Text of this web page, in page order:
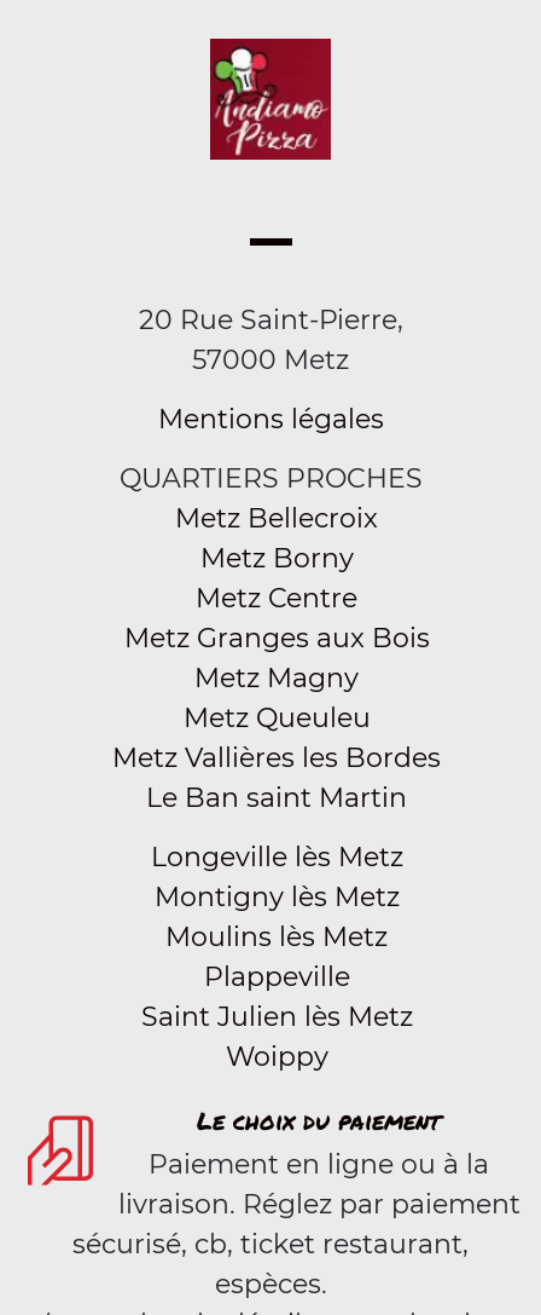
20 Rue Saint-Pierre,
57000 Metz
Mentions légales
QUARTIERS PROCHES
Metz Bellecroix
Metz Borny
Metz Centre
Metz Granges aux Bois
Metz Magny
Metz Queuleu
Metz Vallières les Bordes
Le Ban saint Martin
Longeville lès Metz
Montigny lès Metz
Moulins lès Metz
Plappeville
Saint Julien lès Metz
Woippy
Le choix du paiement
Paiement en ligne ou à la
livraison. Réglez par paiement
sécurisé, cb, ticket restaurant,
espèces.